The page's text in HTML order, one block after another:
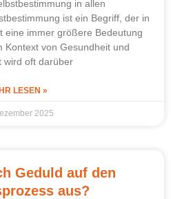
in allen
ist ein Begriff, der in
eine immer größere Bedeutung
Kontext von Gesundheit und
wird oft darüber
LESEN »
2025
Geduld auf den
aus?